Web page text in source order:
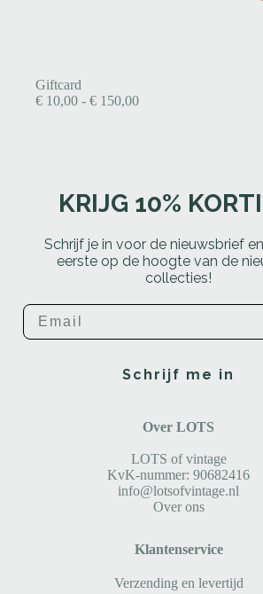
Giftcard
€ 10,00 - € 150,00
KRIJG 10%
Schrijf je in voor de nieuwsbrief
eerste op de hoogte van de
collecties!
Email
Schrijf me in
Over LOTS
LOTS of vintage
KvK-nummer: 90682416
info@lotsofvintage.nl
Over ons
Klantenservice
Verzending en levertijd